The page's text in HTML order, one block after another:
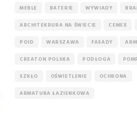
MEBLE BATERIE WYWIADY
ARCHITEKRURA NA ŚWIECIE CEMEX
POID WARSZAWA FASADY
CREATON POLSKA PODŁOGA
SZKŁO OŚWIETLENIE OCHRONA
ARMATURA ŁAZIENKOWA